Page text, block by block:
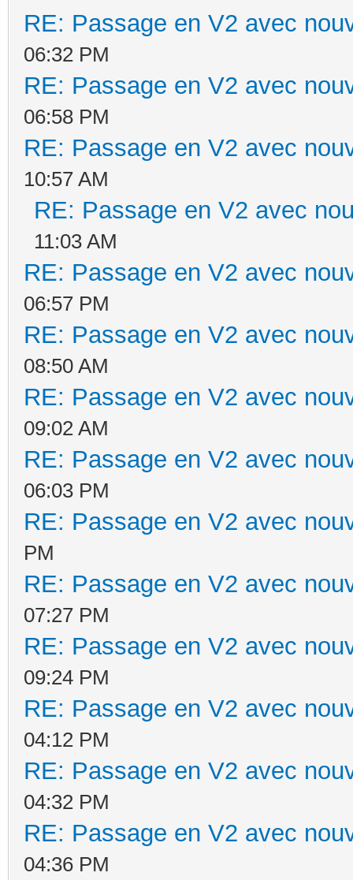
RE: Passage en V2 avec
06:32 PM
RE: Passage en V2 avec
06:58 PM
RE: Passage en V2 avec
10:57 AM
RE: Passage en V2 avec
11:03 AM
RE: Passage en V2 avec
06:57 PM
RE: Passage en V2 avec
08:50 AM
RE: Passage en V2 avec
09:02 AM
RE: Passage en V2 avec
06:03 PM
RE: Passage en V2 avec
PM
RE: Passage en V2 avec
07:27 PM
RE: Passage en V2 avec
09:24 PM
RE: Passage en V2 avec
04:12 PM
RE: Passage en V2 avec
04:32 PM
RE: Passage en V2 avec
04:36 PM